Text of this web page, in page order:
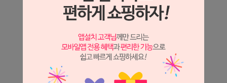
※ 필독해주세요 ※
장미는 시세 변동에 따라 가격이 달라질 수 있으니
문의 후 주문 바랍니다.